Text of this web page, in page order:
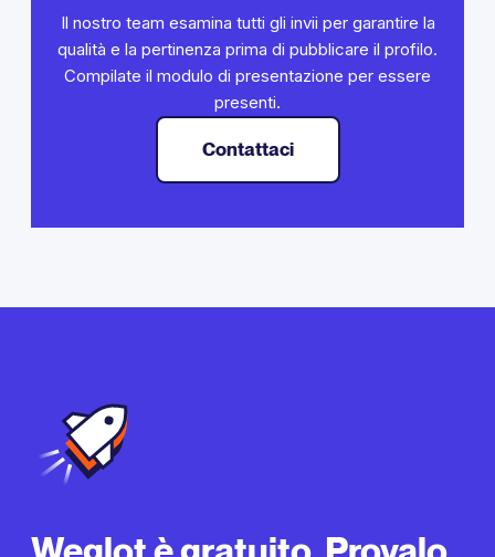
Il nostro team esamina tutti gli invii per garantire la
qualità e la pertinenza prima di pubblicare il profilo.
Compilate il modulo di presentazione per essere
presenti.
Contattaci